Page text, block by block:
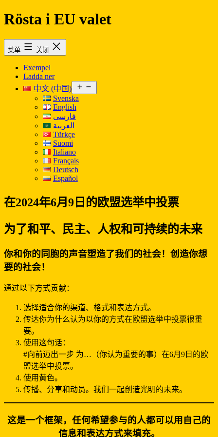
跳
内
容
Rösta i EU valet
菜单 关闭
Exempel
Ladda ner
中文 (中国)
开
Svenska
English
فارسی
العربية
Türkçe
Suomi
Italiano
Français
Deutsch
Español
在2024年6月9日的欧盟选举中投票
为了和平、民主、人权和可持续的未来
你和你的同胞的声音塑造了我们的社会！创造你想
要的社会！
通过以下方式贡献：
选择适合你的渠道、格式和表达方式。
传达你为什么认为以你的方式在欧盟选举中投票很重
要。
使用这句话：
#向前迈出一步 为…（你认为重要的事）在6月9日的欧
盟选举中投票。
使用黄色。
传播、分享和动员。我们一起创造光明的未来。
这是一个框架，任何希望参与的人都可以用自己的
信息和表达方式来填充。